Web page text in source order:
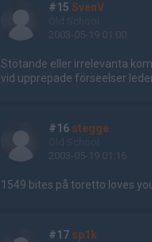
#15 SvenV
2003-05-19 01:00
Stötande eller irrelevanta
vid upprepade förseelser
#16 stegge
2003-05-19 01:16
1549 bites på toretto loves
#17 sp1k